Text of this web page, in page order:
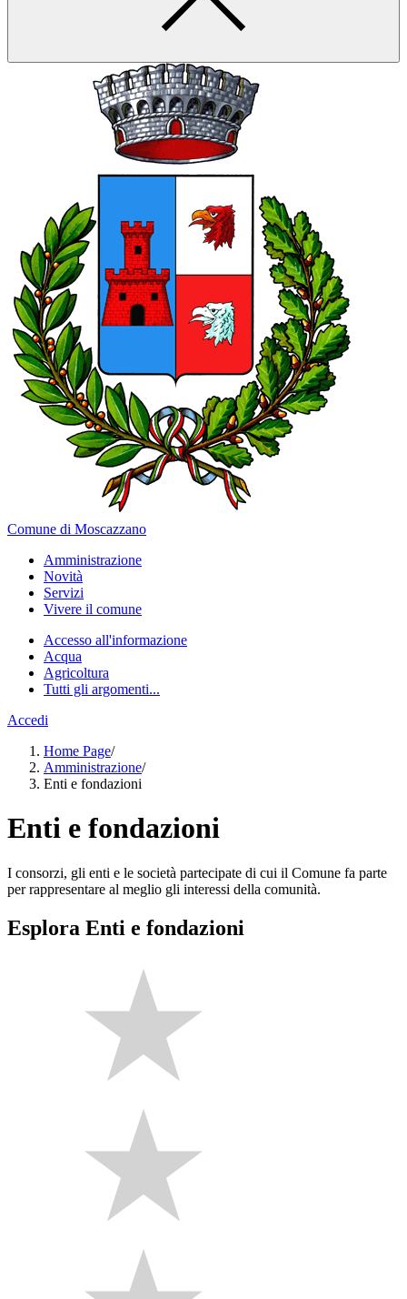
Comune di Moscazzano
Amministrazione
Novità
Servizi
Vivere il comune
Accesso all'informazione
Acqua
Agricoltura
Tutti gli argomenti...
Accedi
Home Page/
Amministrazione/
Enti e fondazioni
Enti e fondazioni
I consorzi, gli enti e le società partecipate di cui il Comune fa parte
per rappresentare al meglio gli interessi della comunità.
Esplora Enti e fondazioni